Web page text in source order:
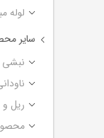
لوله
سایر
نبشی
ریل و